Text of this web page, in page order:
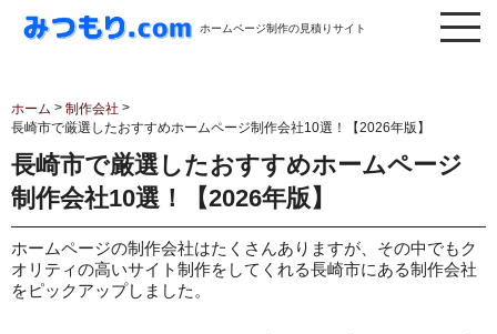
ホームページ制作の見積りサイト
ホーム > 制作会社 >
長崎市で厳選したおすすめホームページ制作会社10選！【2026年版】
長崎市で厳選したおすすめホームページ
制作会社10選！【2026年版】
ホームページの制作会社はたくさんありますが、その中でもク
オリティの高いサイト制作をしてくれる長崎市にある制作会社
をピックアップしました。